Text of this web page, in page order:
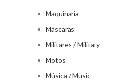
Maquinaria
Máscaras
Militares / Military
Motos
Música / Music